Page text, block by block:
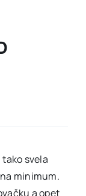
svela
minimum.
a opet